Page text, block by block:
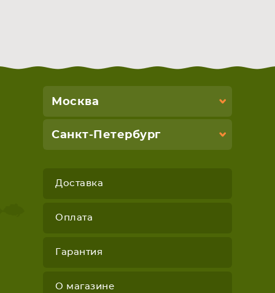
Москва
Санкт-Петербург
Доставка
Оплата
Гарантия
О магазине